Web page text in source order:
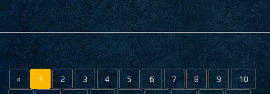
« 1 2 3 4 5 6 7 8 9 10